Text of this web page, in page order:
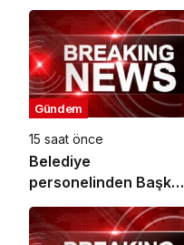
Gündem
15 saat önce
Belediye
personelinden Başkan
Topaloğlu’na veda
ziyareti